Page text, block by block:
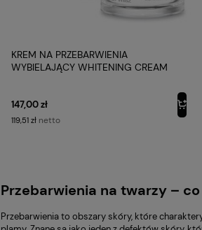
KREM NA PRZEBARWIENIA
WYBIELAJĄCY WHITENING CREAM
147,00 zł
119,51 zł netto
Przebarwienia na twarzy –
Przebarwienia to obszary skóry, które